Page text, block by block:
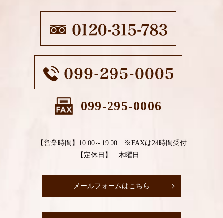
099-295-0006
【営業時間】10:00～19:00 ※FAXは24時間受付
【定休日】 木曜日
メールフォームはこちら